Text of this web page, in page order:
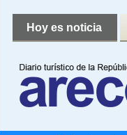
Hoy es noticia